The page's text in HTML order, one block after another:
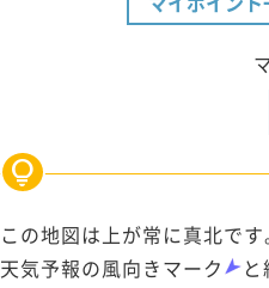
この地図は上が常に真北です
天気予報の風向きマーク